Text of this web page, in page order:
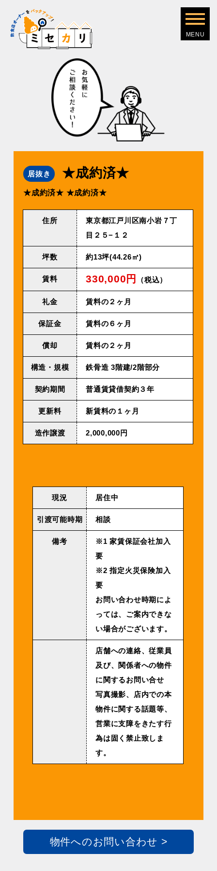
居抜き ★成約済★
★成約済★ ★成約済★
住所
東京都江戸川区南小岩７丁
目２５−１２
坪数 約13坪(44.26㎡)
賃料 330,000円 （税込）
礼金 賃料の２ヶ月
保証金 賃料の６ヶ月
償却 賃料の２ヶ月
構造・規模 鉄⾻造 3階建/2階部分
契約期間 普通賃貸借契約３年
更新料 新賃料の１ヶ月
造作譲渡 2,000,000円
現況 居住中
引渡可能時期 相談
備考
※1 家賃保証会社加入
要
※2 指定火災保険加入
要
お問い合わせ時期によ
っては、ご案内できな
い場合がございます。
店舗への連絡、従業員
及び、関係者への物件
に関するお問い合せ
写真撮影、店内での本
物件に関する話題等、
営業に支障をきたす行
為は固く禁止致しま
す。
物件へのお問い合わせ >